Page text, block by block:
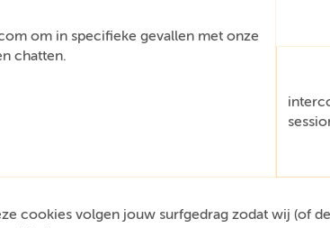
om in specifieke gevallen met onze
chatten.
cookies volgen jouw surfgedrag zodat wij (of